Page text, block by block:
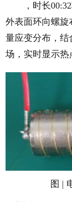
，时长00:32
外表面环向螺旋
量应变分布，结
场，实时显示热
图 | 电